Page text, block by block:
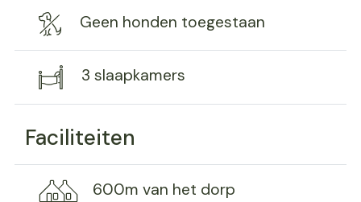
Geen honden toegestaan
3 slaapkamers
Faciliteiten
600m van het dorp